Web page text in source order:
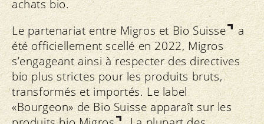
achats bio.
Le partenariat entre Migros et Bio Suisse
a
été officiellement scellé en 2022, Migros
s’engageant ainsi à respecter des directives
bio plus strictes pour les produits bruts,
transformés et importés. Le label
«Bourgeon» de Bio Suisse apparaît sur les